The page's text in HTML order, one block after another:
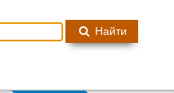
Найти